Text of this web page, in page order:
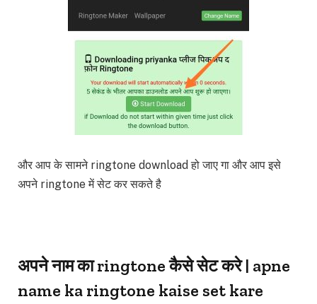
और आप के सामने ringtone download हो जाए गा और आप इसे
अपने ringtone में सेट कर सकते है
अपने नाम का ringtone कैसे सेट करे | apne
name ka ringtone kaise set kare